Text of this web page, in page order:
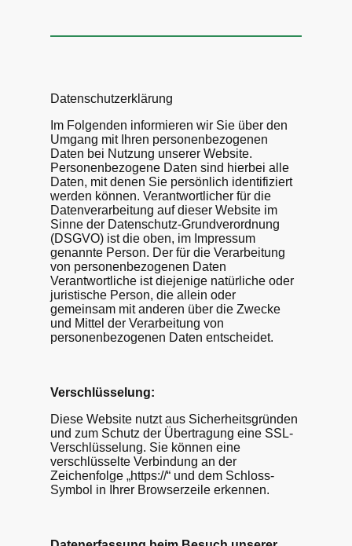
Datenschutzerklärung
Im Folgenden informieren wir Sie über den
Umgang mit Ihren personenbezogenen
Daten bei Nutzung unserer Website.
Personenbezogene Daten sind hierbei alle
Daten, mit denen Sie persönlich identifiziert
werden können. Verantwortlicher für die
Datenverarbeitung auf dieser Website im
Sinne der Datenschutz-Grundverordnung
(DSGVO) ist die oben, im Impressum
genannte Person. Der für die Verarbeitung
von personenbezogenen Daten
Verantwortliche ist diejenige natürliche oder
juristische Person, die allein oder
gemeinsam mit anderen über die Zwecke
und Mittel der Verarbeitung von
personenbezogenen Daten entscheidet.
Verschlüsselung:
Diese Website nutzt aus Sicherheitsgründen
und zum Schutz der Übertragung eine SSL-
Verschlüsselung. Sie können eine
verschlüsselte Verbindung an der
Zeichenfolge „https://“ und dem Schloss-
Symbol in Ihrer Browserzeile erkennen.